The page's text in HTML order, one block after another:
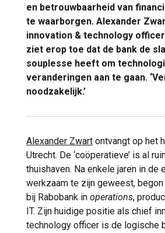
en betrouwbaarheid van
te waarborgen. Alexander
innovation & technology officer
ziet erop toe dat de bank de
souplesse heeft om
veranderingen aan te gaan.
noodzakelijk.’
Alexander Zwart ontvangt op het
Utrecht. De ‘coöperatieve’ is al
thuishaven. Na enkele jaren in de
werkzaam te zijn geweest,
bij Rabobank in operations,
IT. Zijn huidige positie als chief
technology officer is de logische